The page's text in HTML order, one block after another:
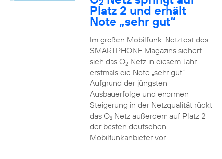
2
Platz 2 und erhält
Note „sehr gut“
Im großen Mobilfunk-Netztest des
SMARTPHONE Magazins sichert
sich das O2Netz in diesem Jahr
erstmals die Note „sehr gut“.
Aufgrund der jüngsten
Ausbauerfolge und enormen
Steigerung in der Netzqualität rückt
das O2Netz außerdem auf Platz 2
der besten deutschen
Mobilfunkanbieter vor.